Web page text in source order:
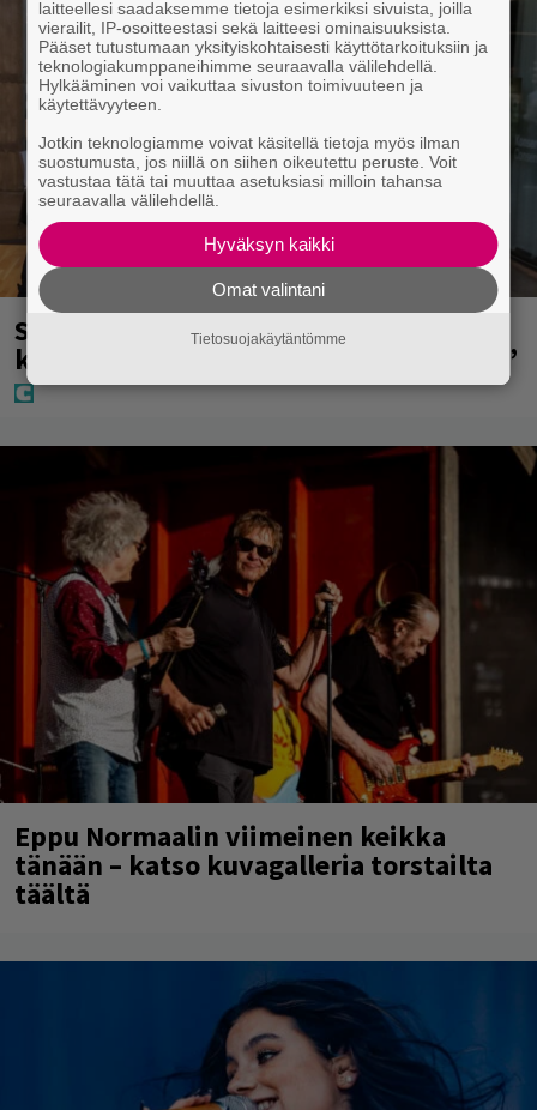
Sara ja Mikko Parikka etsivät uutta
kotia – ”Seuraavaan kotiin tämmöinen”
Eppu Normaalin viimeinen keikka
tänään – katso kuvagalleria torstailta
täältä
laitteellesi saadaksemme tietoja esimerkiksi sivuista, joilla
vierailit, IP-osoitteestasi sekä laitteesi ominaisuuksista.
Pääset tutustumaan yksityiskohtaisesti käyttötarkoituksiin ja
teknologiakumppaneihimme seuraavalla välilehdellä.
Hylkääminen voi vaikuttaa sivuston toimivuuteen ja
käytettävyyteen.
Jotkin teknologiamme voivat käsitellä tietoja myös ilman
suostumusta, jos niillä on siihen oikeutettu peruste. Voit
vastustaa tätä tai muuttaa asetuksiasi milloin tahansa
seuraavalla välilehdellä.
Hyväksyn kaikki
Omat valintani
Tietosuojakäytäntömme